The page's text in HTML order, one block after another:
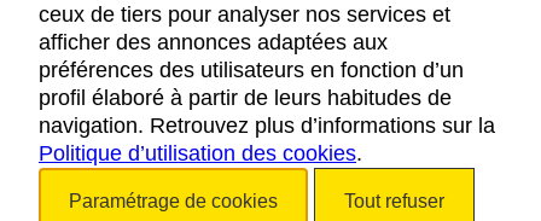
MENTIONS LÉGALES
RÈGLES DE CONFIDENTIALITÉ
COOKIES
ACCESSIBILITÉ
ceux de tiers pour analyser nos services et
afficher des annonces adaptées aux
préférences des utilisateurs en fonction d’un
profil élaboré à partir de leurs habitudes de
navigation. Retrouvez plus d’informations sur la
Politique d’utilisation des cookies.
Paramétrage de cookies Tout refuser